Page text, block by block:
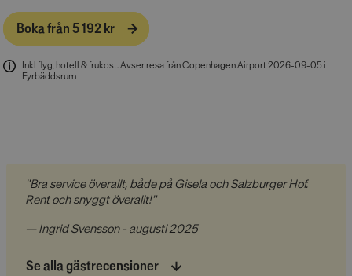
Boka från 5 192 kr
Inkl flyg, hotell & frukost.Avser resa från Copenhagen Airport 2026-09-05 i
Fyrbäddsrum
"Bra service överallt, både på Gisela och Salzburger Hof.
Rent och snyggt överallt!"
— Ingrid Svensson - augusti 2025
Se alla gästrecensioner